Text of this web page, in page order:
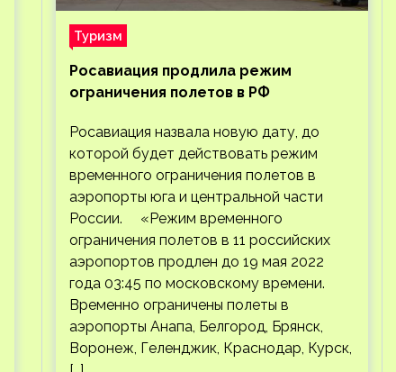
Туризм
Росавиация продлила режим
ограничения полетов в РФ
Росавиация назвала новую дату, до
которой будет действовать режим
временного ограничения полетов в
аэропорты юга и центральной части
России. «Режим временного
ограничения полетов в 11 российских
аэропортов продлен до 19 мая 2022
года 03:45 по московскому времени.
Временно ограничены полеты в
аэропорты Анапа, Белгород, Брянск,
Воронеж, Геленджик, Краснодар, Курск,